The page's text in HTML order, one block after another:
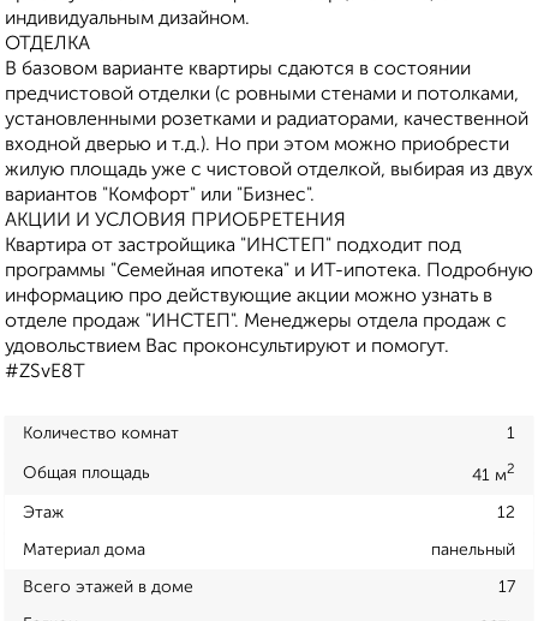
индивидуальным дизайном.
ОТДЕЛКА
В базовом варианте квартиры сдаются в состоянии
предчистовой отделки (с ровными стенами и потолками,
установленными розетками и радиаторами, качественной
входной дверью и т.д.). Но при этом можно приобрести
жилую площадь уже с чистовой отделкой, выбирая из двух
вариантов "Комфорт" или "Бизнес".
АКЦИИ И УСЛОВИЯ ПРИОБРЕТЕНИЯ
Квартира от застройщика "ИНСТЕП" подходит под
программы "Семейная ипотека" и ИТ-ипотека. Подробную
информацию про действующие акции можно узнать в
отделе продаж "ИНСТЕП". Менеджеры отдела продаж с
удовольствием Вас проконсультируют и помогут.
#ZSvE8T
Количество комнат 1
Общая площадь 41 м2
Этаж 12
Материал дома панельный
Всего этажей в доме 17